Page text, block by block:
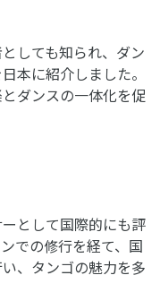
しても知られ、ダン
本に紹介しました。
ダンスの一体化を促
として国際的にも評
での修行を経て、国
、タンゴの魅力を多